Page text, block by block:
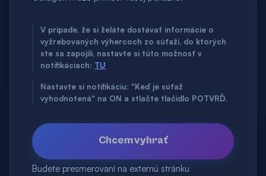
V prípade, že si želáte dostávať informácie o
vyžrebovaných výhercoch zo súťaží, do ktorých
ste sa zapojili, nastavte si túto možnosť v
notifikáciach: TU
Nastavte si notifikáciu: "Keď je súťaž
vyhodnotená" na ON a stlačte tlačidlo POTVRĎ.
Chcem vyhrať
Budete presmerovaní na externú stránku